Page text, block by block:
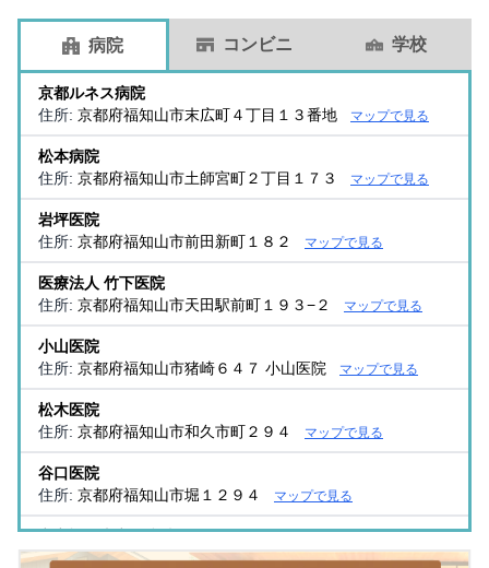
病院 コンビニ 学校
京都ルネス病院
住所: 京都府福知山市末広町４丁目１３番地 マップで見る
松本病院
住所: 京都府福知山市土師宮町２丁目１７３ マップで見る
岩坪医院
住所: 京都府福知山市前田新町１８２ マップで見る
医療法人 竹下医院
住所: 京都府福知山市天田駅前町１９３−２ マップで見る
小山医院
住所: 京都府福知山市猪崎６４７ 小山医院 マップで見る
松木医院
住所: 京都府福知山市和久市町２９４ マップで見る
谷口医院
住所: 京都府福知山市堀１２９４ マップで見る
市立福知山市民病院
住所:京都府福知山市厚中町２３１番地 マップで見る